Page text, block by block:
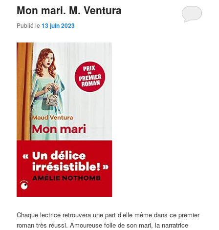
Mon mari. M. Ventura
Publié le13 juin 2023
Chaque lectrice retrouvera une part d’elle même dans ce premier
roman très réussi. Amoureuse folle de son mari, la narratrice